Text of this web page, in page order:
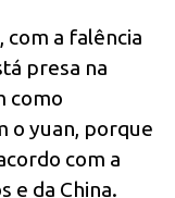
com a falência
presa na
como
o yuan, porque
com a
e da China.